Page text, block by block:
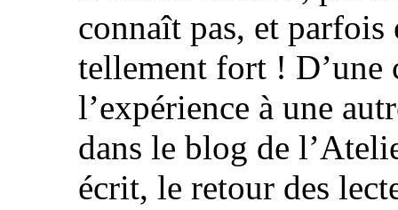
connaît pas, et parfois
tellement fort ! D’une
l’expérience à une
dans le blog de
écrit, le retour des